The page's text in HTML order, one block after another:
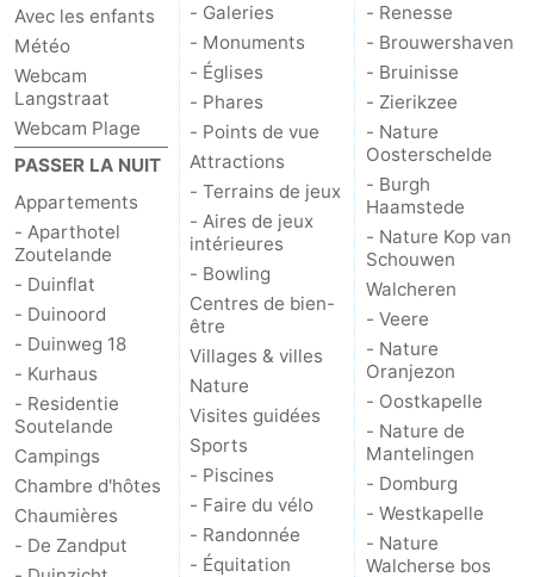
Avec les enfants
Météo
Webcam
Langstraat
Webcam Plage
PASSER LA NUIT
Appartements
- Aparthotel
Zoutelande
- Duinflat
- Duinoord
- Duinweg 18
- Kurhaus
- Residentie
Soutelande
Campings
Chambre d'hôtes
Chaumières
- De Zandput
- Galeries
- Monuments
- Églises
- Phares
- Points de vue
Attractions
- Terrains de jeux
- Aires de jeux
intérieures
- Bowling
Centres de bien-
être
Villages & villes
Nature
Visites guidées
Sports
- Piscines
- Faire du vélo
- Randonnée
- Équitation
- Renesse
- Brouwershaven
- Bruinisse
- Zierikzee
- Nature
Oosterschelde
- Burgh
Haamstede
- Nature Kop van
Schouwen
Walcheren
- Veere
- Nature
Oranjezon
- Oostkapelle
- Nature de
Mantelingen
- Domburg
- Westkapelle
- Nature
Walcherse bos